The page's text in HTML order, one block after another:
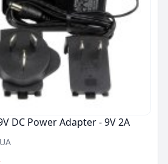
DC Power Adapter - 9V 2A